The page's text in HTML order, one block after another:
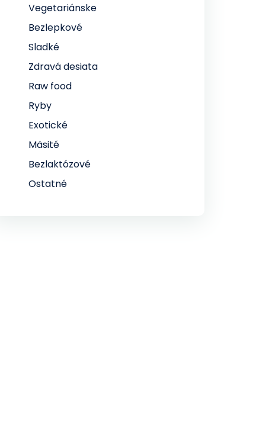
Vegetariánske
Bezlepkové
Sladké
Zdravá desiata
Raw food
Ryby
Exotické
Mäsité
Bezlaktózové
Ostatné